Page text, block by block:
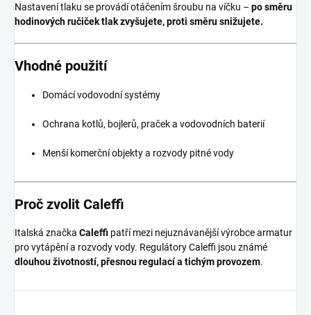
Nastavení tlaku se provádí otáčením šroubu na víčku – po směru
hodinových ručiček tlak zvyšujete, proti směru snižujete.
Vhodné použití
Domácí vodovodní systémy
Ochrana kotlů, bojlerů, praček a vodovodních baterií
Menší komerční objekty a rozvody pitné vody
Proč zvolit Caleffi
Italská značka Caleffi patří mezi nejuznávanější výrobce armatur
pro vytápění a rozvody vody. Regulátory Caleffi jsou známé
dlouhou životností, přesnou regulací a tichým provozem.